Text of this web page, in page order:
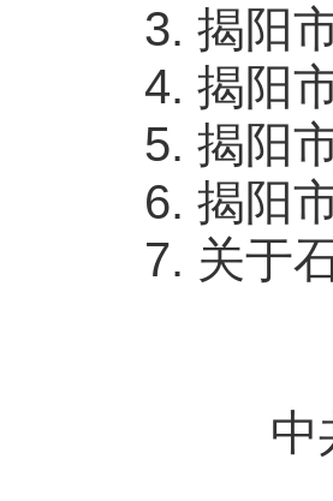
3. 揭阳市
4. 揭阳市
5. 揭阳市
6. 揭阳市
7. 关于石